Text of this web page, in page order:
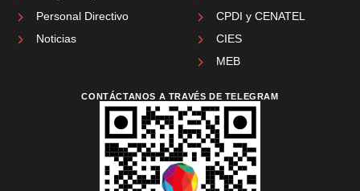
Personal Directivo
Noticias
CPDI y CENATEL
CIES
MEB
CONTÁCTANOS A TRAVÉS DE TELEGRAM